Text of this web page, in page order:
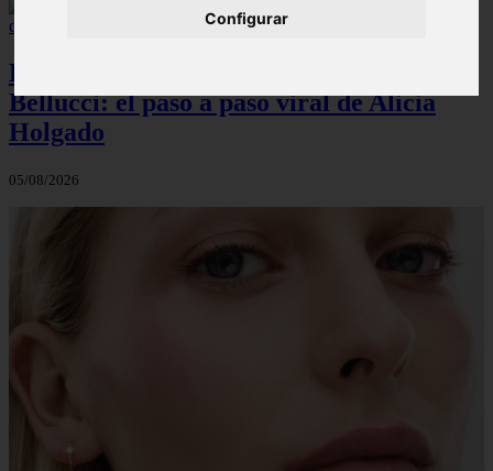
Configurar
El maquillaje atemporal de Monica
Bellucci: el paso a paso viral de Alicia
Holgado
05/08/2026